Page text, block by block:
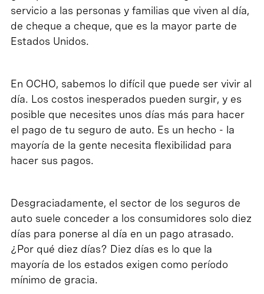
servicio a las personas y familias que viven al día,
de cheque a cheque, que es la mayor parte de
Estados Unidos.
En OCHO, sabemos lo difícil que puede ser vivir al
día. Los costos inesperados pueden surgir, y es
posible que necesites unos días más para hacer
el pago de tu seguro de auto. Es un hecho - la
mayoría de la gente necesita flexibilidad para
hacer sus pagos.
Desgraciadamente, el sector de los seguros de
auto suele conceder a los consumidores solo diez
días para ponerse al día en un pago atrasado.
¿Por qué diez días? Diez días es lo que la
mayoría de los estados exigen como período
mínimo de gracia.